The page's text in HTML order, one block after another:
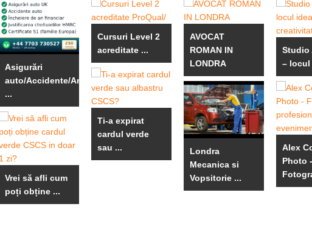
Asigurări
auto/Accidente/An
...
Vrei să afli cum
poți obține ...
Cursuri Level 2
acreditate ...
Ti-a expirat
cardul verde
sau ...
AVOCAT
ROMAN IN
LONDRA
Londra
Mecanica si
Vopsitorie ...
Studio
– locul
Alex
Photo -